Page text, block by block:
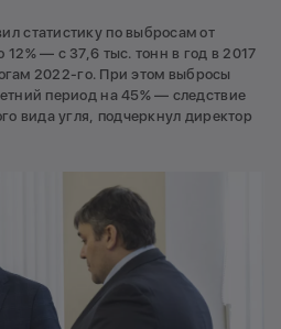
статистику по выбросам от
— с 37,6 тыс. тонн в год в 2017
2022-го. При этом выбросы
период на 45% — следствие
вида угля, подчеркнул директор